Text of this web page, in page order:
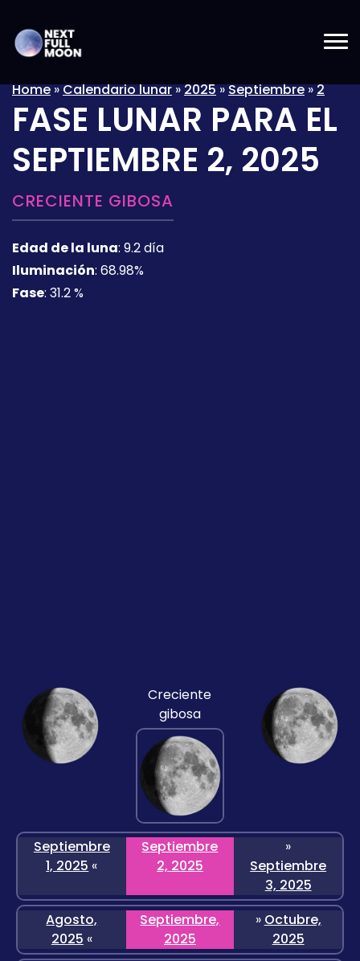
Home»Calendario lunar»2025»Septiembre»2
FASE LUNAR PARA EL
SEPTIEMBRE 2, 2025
CRECIENTE GIBOSA
Edad de la luna: 9.2 día
Iluminación: 68.98%
Fase: 31.2 %
Creciente
gibosa
Septiembre
1, 2025 «
Septiembre
2, 2025
»
Septiembre
3, 2025
Agosto,
2025 «
Septiembre,
2025
» Octubre,
2025